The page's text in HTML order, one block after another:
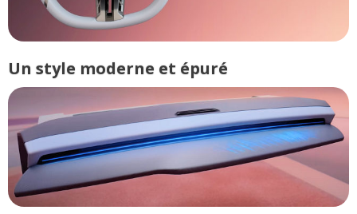
Un style moderne et épuré